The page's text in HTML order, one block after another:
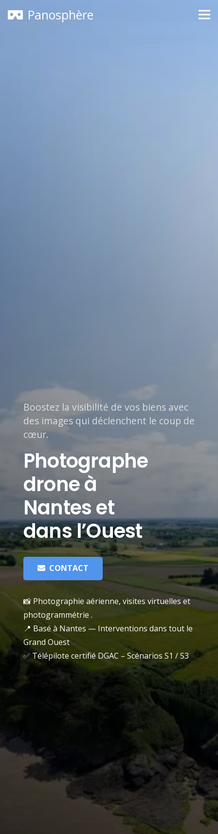
Panosphère
Boostez la visibilité de vos biens avec
des images qui déclenchent le coup de
cœur.
Photographe
drone à
Nantes et
dans l’Ouest
CONTACT
📸 Photographie aérienne, visites virtuelles et
photogrammétrie .
📍 Basé à Nantes — Interventions dans tout le
Grand Ouest
✅ Télépilote certifié DGAC – Scénarios S1 / S3